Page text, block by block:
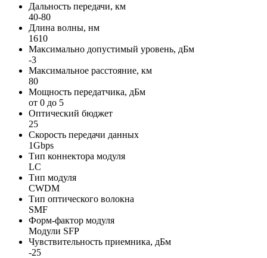
Дальность передачи, км
40-80
Длина волны, нм
1610
Максимально допустимый уровень, дБм
-3
Максимальное расстояние, км
80
Мощность передатчика, дБм
от 0 до 5
Оптический бюджет
25
Скорость передачи данных
1Gbps
Тип коннектора модуля
LC
Тип модуля
CWDM
Тип оптического волокна
SMF
Форм-фактор модуля
Модули SFP
Чувствительность приемника, дБм
-25